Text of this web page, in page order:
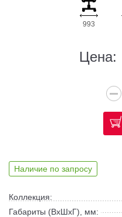
993
Цена:
Наличие по запросу
Коллекция:
Габариты (ВхШхГ), мм: